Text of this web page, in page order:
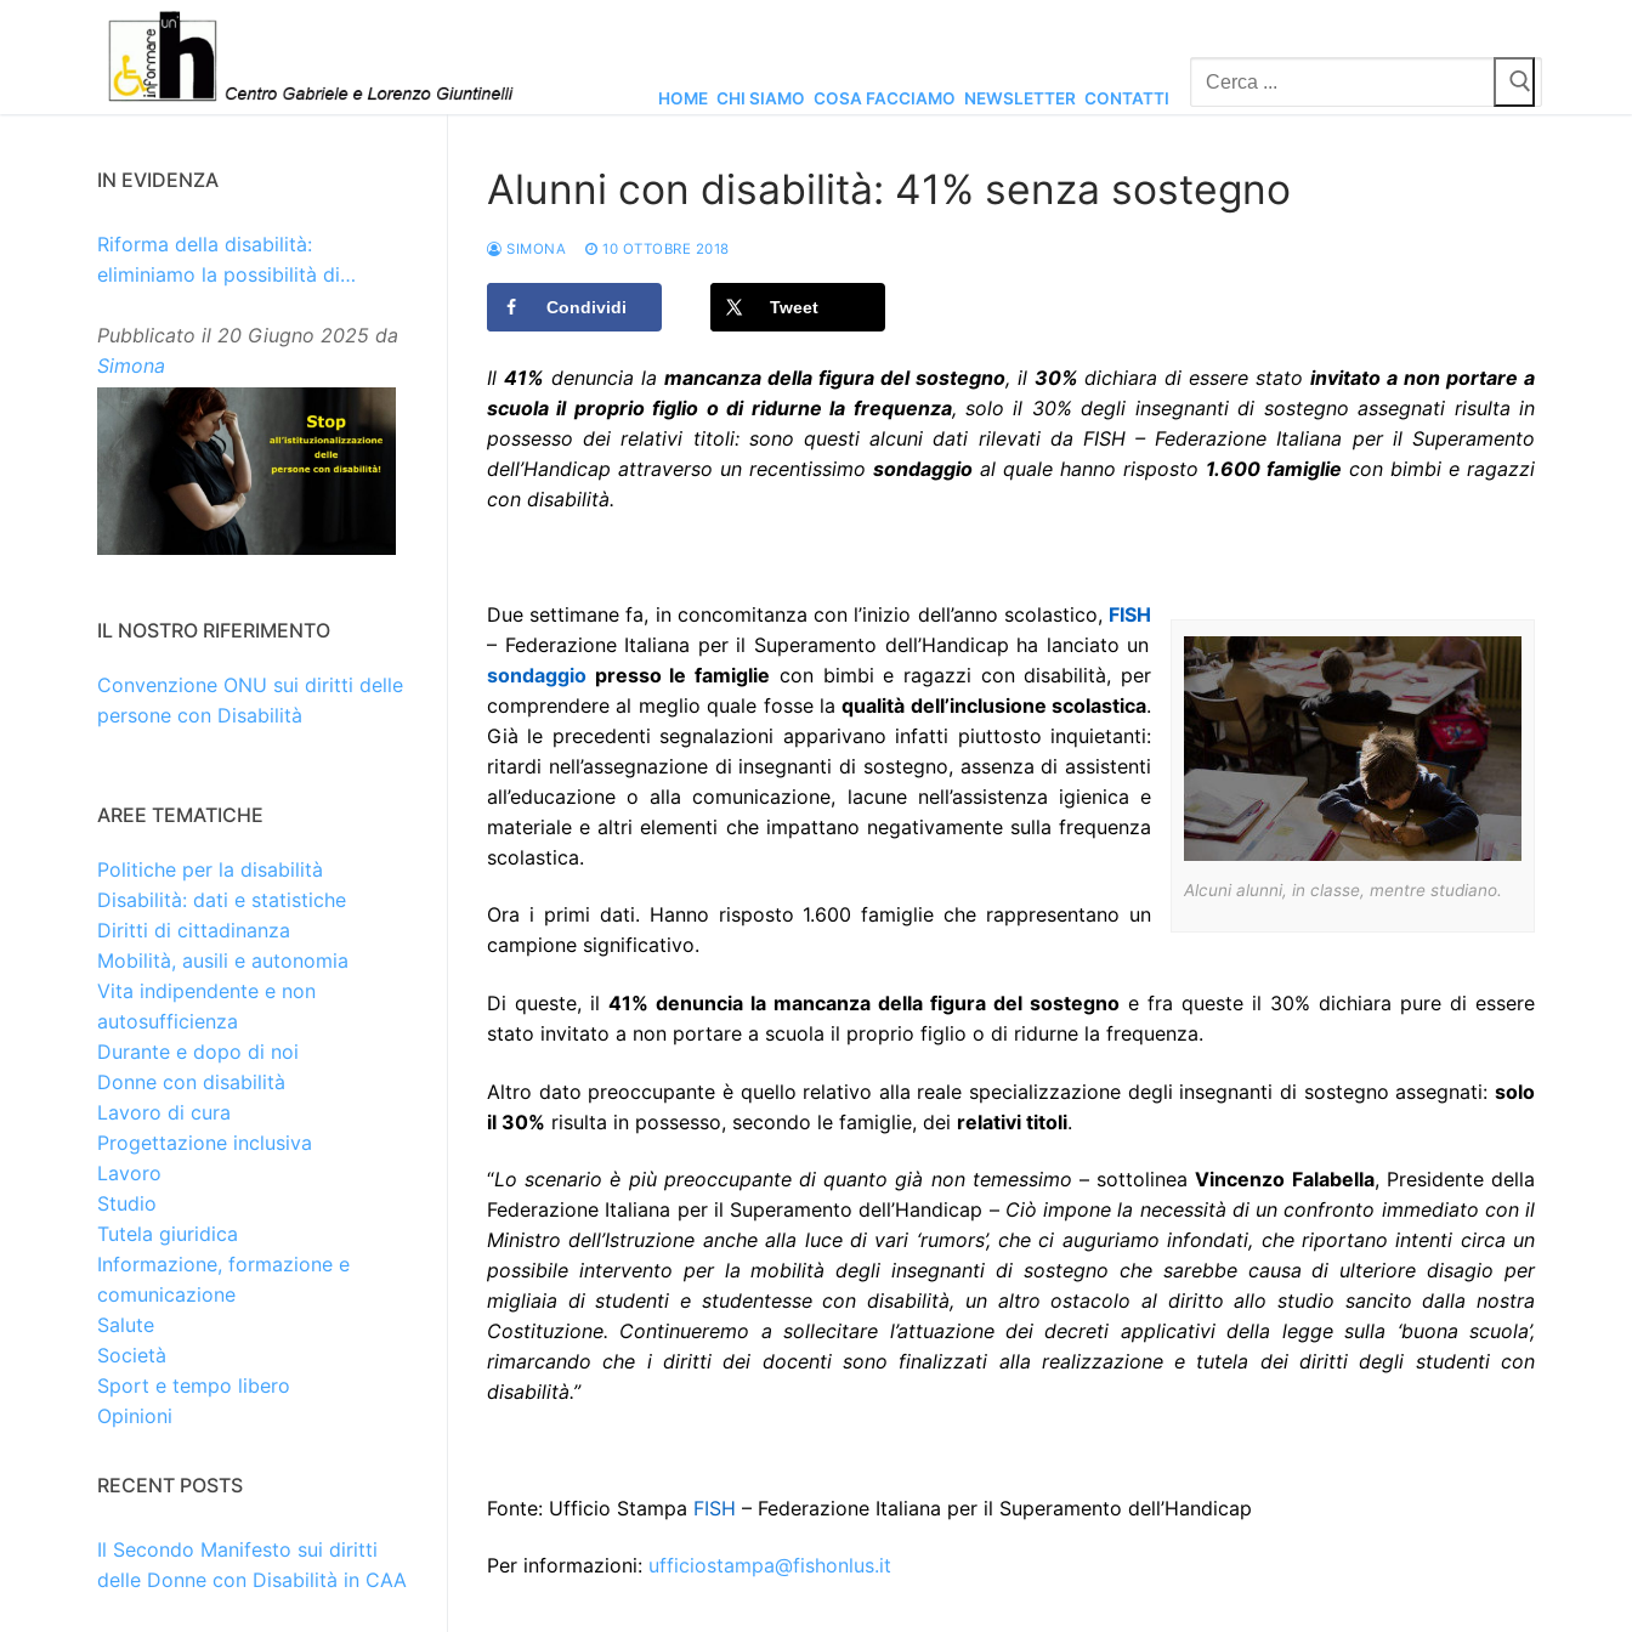
HOME CHI SIAMO COSA FACCIAMO NEWSLETTER CONTATTI
Cerca:
Alunni con disabilità: 41% senza sostegno
SIMONA 10 OTTOBRE 2018
Condividi Tweet
Il 41% denuncia la mancanza della figura del sostegno, il 30% dichiara di essere statoinvitato a non portare a
scuola il proprio figlio o di ridurne la frequenza, solo il 30% degli insegnanti di sostegno assegnati risulta in
possesso dei relativi titoli: sono questi alcuni dati rilevati da FISH – Federazione Italiana per il Superamento
dell’Handicap attraverso un recentissimo sondaggio al quale hanno risposto 1.600 famiglie con bimbi e ragazzi
con disabilità.
Alcuni alunni, in classe, mentre studiano.
Due settimane fa, in concomitanza con l’inizio dell’anno scolastico, FISH
– Federazione Italiana per il Superamento dell’Handicap ha lanciato un
sondaggio presso le famiglie con bimbi e ragazzi con disabilità, per
comprendere al meglio quale fosse laqualità dell’inclusione scolastica.
Già le precedenti segnalazioni apparivano infatti piuttosto inquietanti:
ritardi nell’assegnazione di insegnanti di sostegno, assenza di assistenti
all’educazione o alla comunicazione, lacune nell’assistenza igienica e
materiale e altri elementi che impattano negativamente sulla frequenza
scolastica.
Ora i primi dati. Hanno risposto 1.600 famiglie che rappresentano un
campione significativo.
Di queste, il 41% denuncia la mancanza della figura del sostegno e fra queste il 30% dichiara pure di essere
stato invitato a non portare a scuola il proprio figlio o di ridurne la frequenza.
Altro dato preoccupante è quello relativo alla reale specializzazione degli insegnanti di sostegno assegnati: solo
il 30% risulta in possesso, secondo le famiglie, dei relativi titoli.
“Lo scenario è più preoccupante di quanto già non temessimo – sottolineaVincenzo Falabella, Presidente della
Federazione Italiana per il Superamento dell’Handicap – Ciò impone la necessità di un confronto immediato con il
Ministro dell’Istruzione anche alla luce di vari ‘rumors’, che ci auguriamo infondati, che riportano intenti circa un
possibile intervento per la mobilità degli insegnanti di sostegno che sarebbe causa di ulteriore disagio per
migliaia di studenti e studentesse con disabilità, un altro ostacolo al diritto allo studio sancito dalla nostra
Costituzione. Continueremo a sollecitare l’attuazione dei decreti applicativi della legge sulla ‘buona scuola’,
rimarcando che i diritti dei docenti sono finalizzati alla realizzazione e tutela dei diritti degli studenti con
disabilità.”
Fonte: Ufficio Stampa FISH – Federazione Italiana per il Superamento dell’Handicap
Per informazioni: ufficiostampa@fishonlus.it
IN EVIDENZA
Riforma della disabilità:
eliminiamo la possibilità di
Pubblicato il 20 Giugno 2025 da
Simona
IL NOSTRO RIFERIMENTO
Convenzione ONU sui diritti delle
persone con Disabilità
AREE TEMATICHE
Politiche per la disabilità
Disabilità: dati e statistiche
Diritti di cittadinanza
Mobilità, ausili e autonomia
Vita indipendente e non
autosufficienza
Durante e dopo di noi
Donne con disabilità
Lavoro di cura
Progettazione inclusiva
Lavoro
Studio
Tutela giuridica
Informazione, formazione e
comunicazione
Salute
Società
Sport e tempo libero
Opinioni
RECENT POSTS
Il Secondo Manifesto sui diritti
delle Donne con Disabilità in CAA